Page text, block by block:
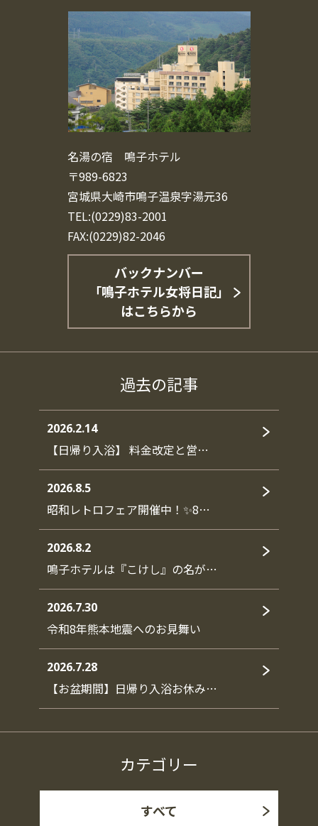
名湯の宿 鳴子ホテル
〒989-6823
宮城県大崎市鳴子温泉字湯元36
TEL:(0229)83-2001
FAX:(0229)82-2046
バックナンバー
「鳴子ホテル女将日記」
はこちらから
過去の記事
2026.2.14
【日帰り入浴】 料金改定と営…
2026.8.5
昭和レトロフェア開催中！✨8…
2026.8.2
鳴子ホテルは『こけし』の名が…
2026.7.30
令和8年熊本地震へのお見舞い
2026.7.28
【お盆期間】日帰り入浴お休み…
カテゴリー
すべて